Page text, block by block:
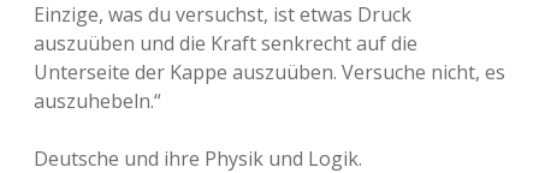
Einzige, was du versuchst, ist etwas Druck
auszuüben und die Kraft senkrecht auf die
Unterseite der Kappe auszuüben. Versuche nicht, es
auszuhebeln.“
Deutsche und ihre Physik und Logik.